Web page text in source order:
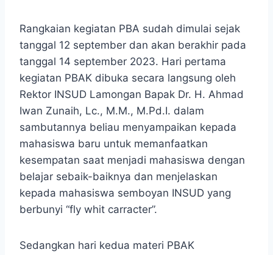
Rangkaian kegiatan PBA sudah dimulai sejak
tanggal 12 september dan akan berakhir pada
tanggal 14 september 2023. Hari pertama
kegiatan PBAK dibuka secara langsung oleh
Rektor INSUD Lamongan Bapak Dr. H. Ahmad
Iwan Zunaih, Lc., M.M., M.Pd.I. dalam
sambutannya beliau menyampaikan kepada
mahasiswa baru untuk memanfaatkan
kesempatan saat menjadi mahasiswa dengan
belajar sebaik-baiknya dan menjelaskan
kepada mahasiswa semboyan INSUD yang
berbunyi “fly whit carracter”.
Sedangkan hari kedua materi PBAK